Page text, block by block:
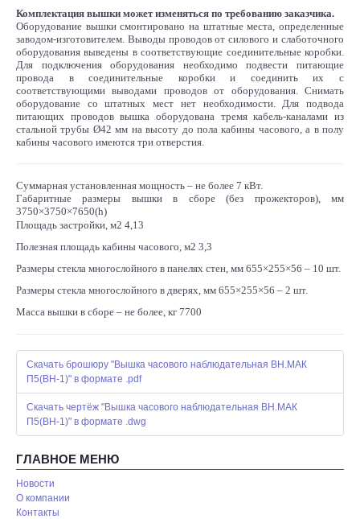
Комплектация вышки может изменяться по требованию заказчика.
Оборудование вышки смонтировано на штатные места, определенные
заводом-изготовителем. Выводы проводов от силового и слаботочного
оборудования выведены в соответствующие соединительные коробки.
Для подключения оборудования необходимо подвести питающие
провода в соединительные коробки и соединить их с
соответствующими выводами проводов от оборудования. Снимать
оборудование со штатных мест нет необходимости. Для подвода
питающих проводов вышка оборудована тремя кабель-каналами из
стальной трубы Ø42 мм на высоту до пола кабины часового, а в полу
кабины часового имеются три отверстия.
Суммарная установленная мощность – не более 7 кВт.
Габаритные размеры вышки в сборе (без прожекторов), мм
3750×3750×7650(h)
Площадь застройки, м2 4,13
Полезная площадь кабины часового, м2 3,3
Размеры стекла многослойного в панелях стен, мм 655×255×56 – 10 шт.
Размеры стекла многослойного в дверях, мм 655×255×56 – 2 шт.
Масса вышки в сборе – не более, кг 7700
Скачать брошюру "Вышка часового наблюдательная ВН.МАК
П5(ВН-1)" в формате .pdf
Скачать чертёж "Вышка часового наблюдательная ВН.МАК
П5(ВН-1)" в формате .dwg
ГЛАВНОЕ МЕНЮ
Новости
О компании
Контакты